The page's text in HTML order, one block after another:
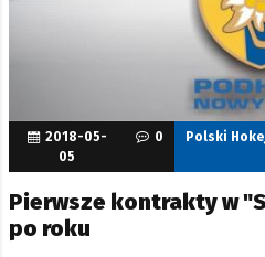
Pierwsze kontrakty w
po roku
2018-05-
05
0 Polski